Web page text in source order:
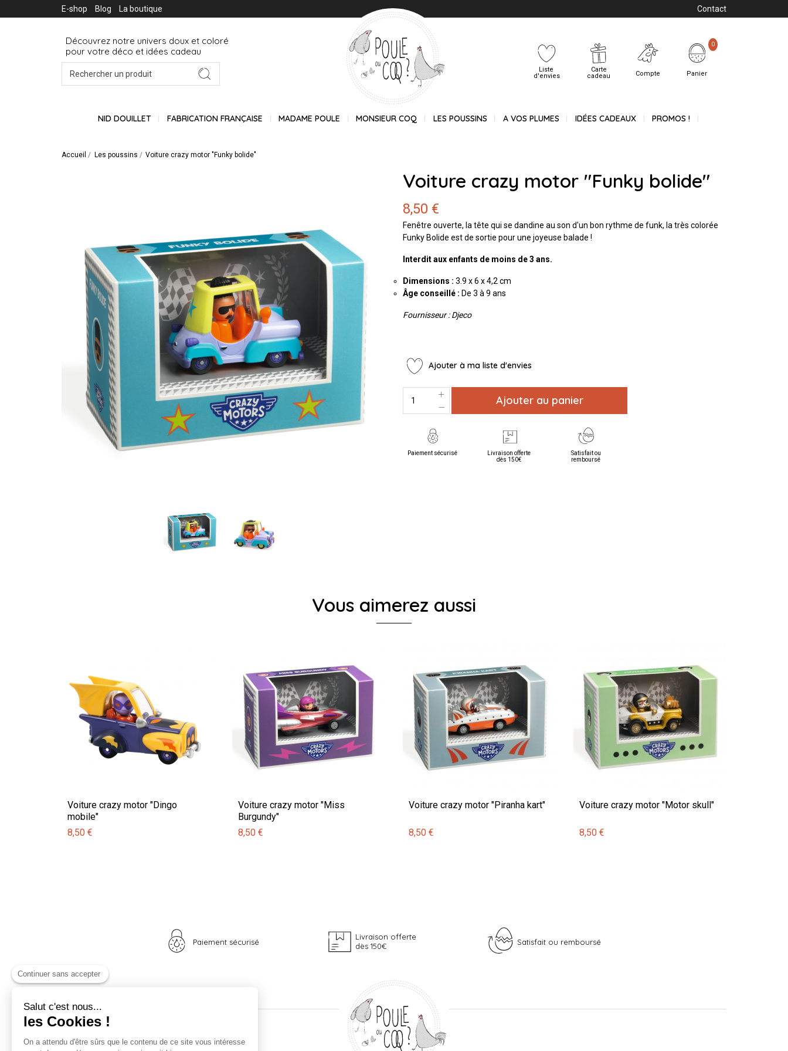
E-shop Blog La boutique Contact
Découvrez notre univers doux et coloré
pour votre déco et idées cadeau
Liste
d'envies
Carte
cadeau
Compte Panier
0
NID DOUILLET FABRICATION FRANÇAISE MADAME POULE MONSIEUR COQ LES POUSSINS A VOS PLUMES IDÉES CADEAUX PROMOS !
Accueil Les poussins Voiture crazy motor "Funky bolide"
Voiture crazy motor "Funky bolide"
8,50 €
Fenêtre ouverte, la tête qui se dandine au son d'un bon rythme de funk, la très colorée
Funky Bolide est de sortie pour une joyeuse balade !
Interdit aux enfants de moins de 3 ans.
Dimensions : 3.9 x 6 x 4,2 cm
Âge conseillé : De 3 à 9 ans
Fournisseur : Djeco
Ajouter à ma liste d'envies
Ajouter au panier
Paiement sécurisé
Livraison offerte
dès 150€
Satisfait ou
remboursé
Vous aimerez aussi
Voiture crazy motor "Dingo
mobile"
8,50 €
Voiture crazy motor "Miss
Burgundy"
8,50 €
Voiture crazy motor "Piranha kart"
8,50 €
Voiture crazy motor "Motor skull"
8,50 €
Paiement sécurisé
Livraison offerte
dès 150€
Satisfait ou remboursé
Nos univers Informations
Continuer sans accepter
Salut c'est nous...
les Cookies !
On a attendu d'être sûrs que le contenu de ce site vous intéresse